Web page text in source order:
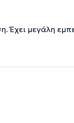
μεγάλη